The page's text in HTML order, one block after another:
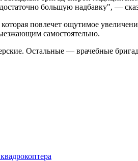
большую надбавку", —
повлечет ощутимое
самостоятельно.
Остальные — врачебные